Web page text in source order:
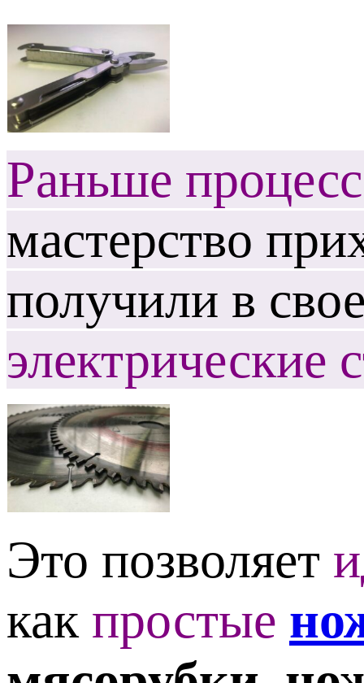
Раньше
мастерство
получили в
электрические
Это позволяет
как простые